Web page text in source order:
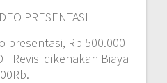
PRESENTASI
presentasi, Rp 500.000
| Revisi dikenakan Biaya